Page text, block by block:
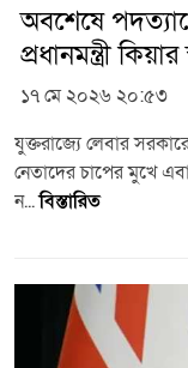
অবশেষে
প্রধানমন্ত্রী
১৭ মে ২০২৬ ২০:৫৩
যুক্তরাজ্যে লেবার
নেতাদের চাপের মুখে
ন...বিস্তারিত